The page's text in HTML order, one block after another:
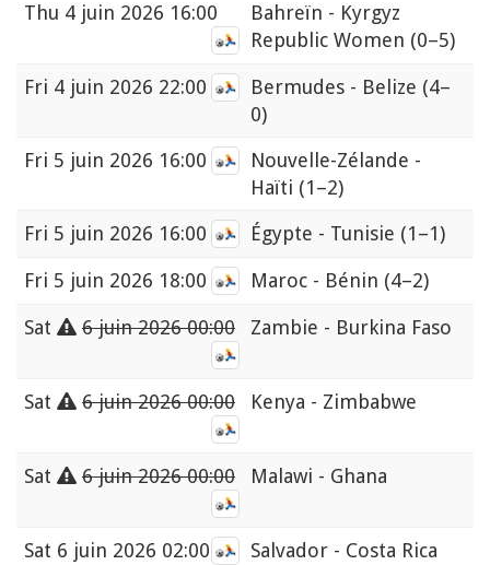
Thu 4 juin 2026 16:00
Bahreïn - Kyrgyz
Republic Women (0–5)
Fri 4 juin 2026 22:00 Bermudes - Belize (4–
0)
Fri 5 juin 2026 16:00
Nouvelle-Zélande -
Haïti (1–2)
Fri 5 juin 2026 16:00 Égypte - Tunisie (1–1)
Fri 5 juin 2026 18:00 Maroc - Bénin (4–2)
Sat 6 juin 2026 00:00 Zambie - Burkina Faso
Sat 6 juin 2026 00:00 Kenya - Zimbabwe
Sat 6 juin 2026 00:00 Malawi - Ghana
Sat 6 juin 2026 02:00
Salvador - Costa Rica